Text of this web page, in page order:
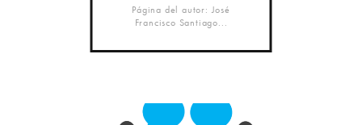
Página del autor: José
Francisco Santiago...